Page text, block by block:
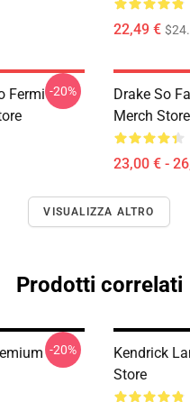
22,49 €
Fermi -20%
Drake So
Merch Store
23,00 € -
VISUALIZZA ALTRO
Prodotti correlati
-20%
Kendrick
Store